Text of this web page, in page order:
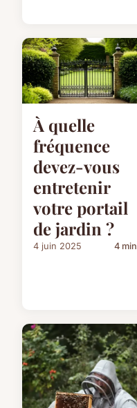
À quelle
fréquence
devez-vous
entretenir
votre portail
de jardin ?
4 juin 2025 4 min